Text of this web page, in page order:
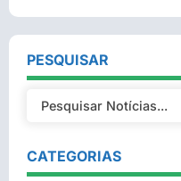
PESQUISAR
CATEGORIAS